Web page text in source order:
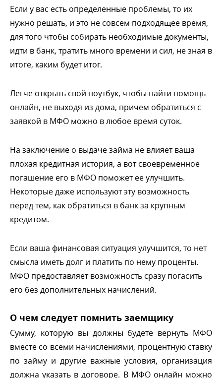
Если у вас есть определенные проблемы, то их
нужно решать, и это не совсем подходящее время,
для того чтобы собирать необходимые документы,
идти в банк, тратить много времени и сил, не зная
итоге, каким будет итог.
Легче открыть свой ноутбук, чтобы найти помощь
онлайн, не выходя из дома, причем обратиться с
заявкой в МФО можно в любое время суток.
На заключение о выдаче займа не влияет ваша
плохая кредитная история, а вот своевременное
погашение его в МФО поможет ее улучшить.
Некоторые даже используют эту возможность
перед тем, как обратиться в банк за крупным
кредитом.
Если ваша финансовая ситуация улучшится, то нет
смысла иметь долг и платить по нему проценты.
МФО предоставляет возможность сразу погасить
его без дополнительных начислений.
О чем следует помнить заемщику
Сумму, которую вы должны будете вернуть МФО
месте со всеми начислениями, процентную ставку
по займу и другие важные условия, организация
должна указать в договоре. В МФО онлайн можно